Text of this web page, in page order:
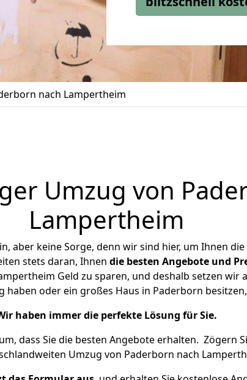
nach Lampertheim
Umzug von
Lampertheim
aber keine Sorge, denn wir sind hier, um Ihnen die
stets daran, Ihnen die besten Angebote und
Geld zu sparen, und deshalb setzen wir
haben oder ein großes Haus in Paderborn
haben immer die perfekte Lösung für Sie.
dass Sie die besten Angebote erhalten. Zögern
Umzug von Paderborn nach